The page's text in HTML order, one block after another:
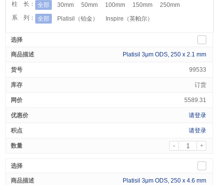
柱 长：
全部 30mm 50mm 100mm 150mm
250mm
系 列：
全部 Platisil（铂金） Inspire（英帕尔）
Platisil 3μm ODS, 250 x 2.1 mm
99533
订货
5589.31
请登录
请登录
- +
Platisil 3μm ODS, 250 x 4.6 mm